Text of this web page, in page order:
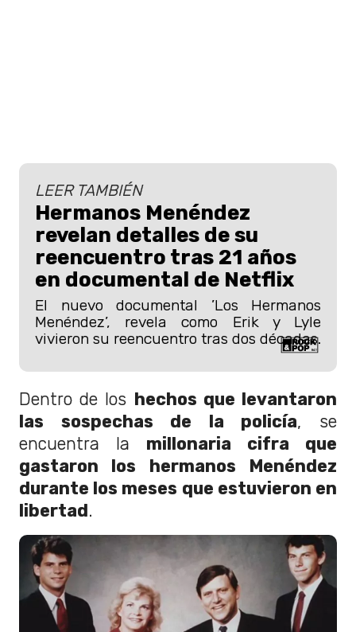
LEER TAMBIÉN
Hermanos Menéndez
revelan detalles de su
reencuentro tras 21 años
en documental de Netflix
El nuevo documental ’Los Hermanos
Menéndez’, revela como Erik y Lyle
vivieron su reencuentro tras dos décadas.
Dentro de los hechos que levantaron
las sospechas de la policía, se
encuentra la millonaria cifra que
gastaron los hermanos Menéndez
durante los meses que estuvieron en
libertad.